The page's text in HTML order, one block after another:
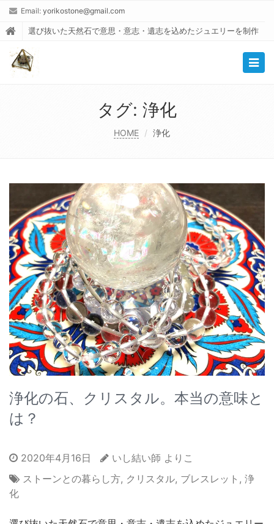
Email: yorikostone@gmail.com
選び抜いた天然石で意思・意志・遺志を込めたジュエリーを制作
タグ: 浄化
HOME 浄化
浄化の石、クリスタル。本当の意味と
は？
2020年4月16日
いし結い師 よりこ
ストーンとの暮らし方, クリスタル, ブレスレット , 浄
化